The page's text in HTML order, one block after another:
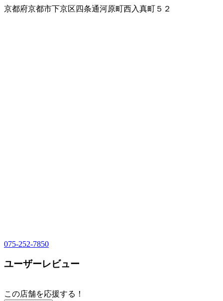
京都府京都市下京区四条通河原町西入真町５２
075-252-7850
ユーザーレビュー
この店舗を応援する！